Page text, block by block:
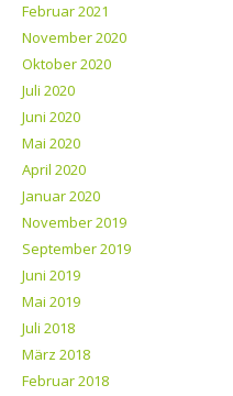
Februar 2021
November 2020
Oktober 2020
Juli 2020
Juni 2020
Mai 2020
April 2020
Januar 2020
November 2019
September 2019
Juni 2019
Mai 2019
Juli 2018
März 2018
Februar 2018